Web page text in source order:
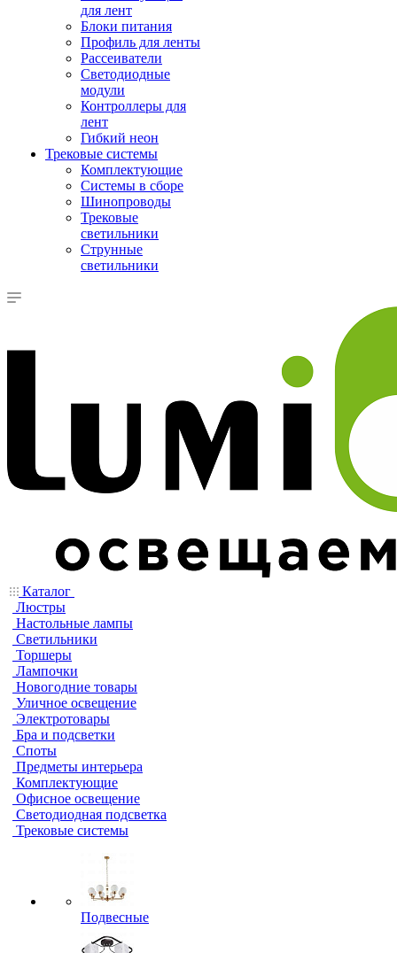
для лент
Блоки питания
Профиль для ленты
Рассеиватели
Светодиодные
модули
Контроллеры для
лент
Гибкий неон
Трековые системы
Комплектующие
Системы в сборе
Шинопроводы
Трековые
светильники
Струнные
светильники
Каталог
Люстры
Настольные лампы
Светильники
Торшеры
Лампочки
Новогодние товары
Уличное освещение
Электротовары
Бра и подсветки
Споты
Предметы интерьера
Комплектующие
Офисное освещение
Светодиодная подсветка
Трековые системы
Подвесные